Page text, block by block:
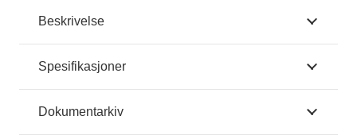
Beskrivelse
Spesifikasjoner
Dokumentarkiv